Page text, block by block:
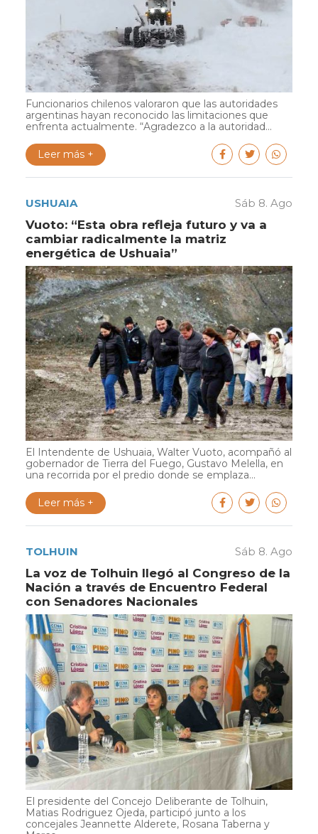
Funcionarios chilenos valoraron que las autoridades
argentinas hayan reconocido las limitaciones que
enfrenta actualmente. “Agradezco a la autoridad...
Leer más +
USHUAIA Sáb 8. Ago
Vuoto: “Esta obra refleja futuro y va a
cambiar radicalmente la matriz
energética de Ushuaia”
El Intendente de Ushuaia, Walter Vuoto, acompañó al
gobernador de Tierra del Fuego, Gustavo Melella, en
una recorrida por el predio donde se emplaza...
Leer más +
TOLHUIN Sáb 8. Ago
La voz de Tolhuin llegó al Congreso de la
Nación a través de Encuentro Federal
con Senadores Nacionales
El presidente del Concejo Deliberante de Tolhuin,
Matias Rodriguez Ojeda, participó junto a los
concejales Jeannette Alderete, Rosana Taberna y